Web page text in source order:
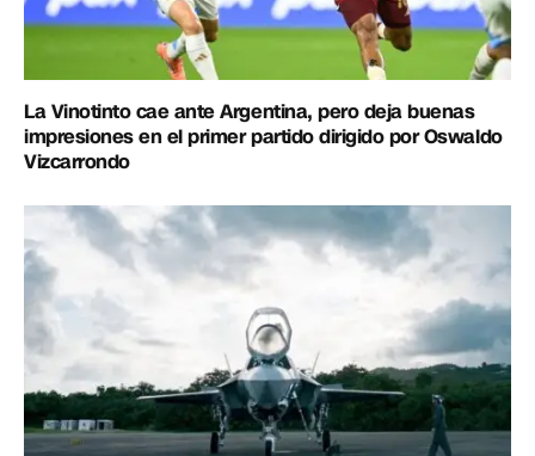
La Vinotinto cae ante Argentina, pero deja buenas
impresiones en el primer partido dirigido por Oswaldo
Vizcarrondo